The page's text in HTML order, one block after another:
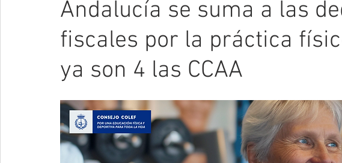
Andalucía se suma a las
fiscales por la práctica
ya son 4 las CCAA